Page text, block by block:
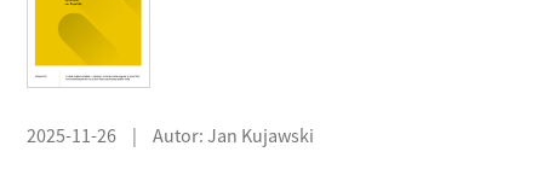
2025-11-26 | Autor: Jan Kujawski